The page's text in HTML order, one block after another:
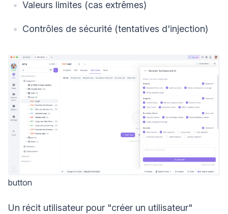
Valeurs limites (cas extrêmes)
Contrôles de sécurité (tentatives d'injection)
button
Un récit utilisateur pour "créer un utilisateur"